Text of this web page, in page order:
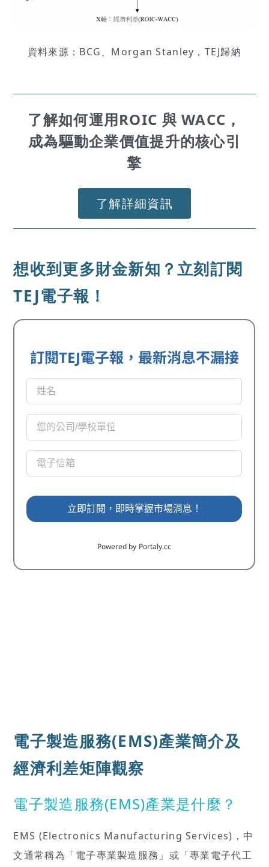
資料來源：BCG、Morgan Stanley，TEJ歸納
了解如何運用ROIC 與WACC，
成為驅動企業價值提升的核心引
擎
了解詳細資訊
想收到更多財金新知？立刻訂閱
TEJ電子報！
電子製造服務(EMS)產業簡介及
經濟利差矩陣觀察
電子製造服務(EMS)產業是什麼？
EMS (Electronics Manufacturing Services)，中
文通常稱為「電子專業製造服務」或「專業電子代工